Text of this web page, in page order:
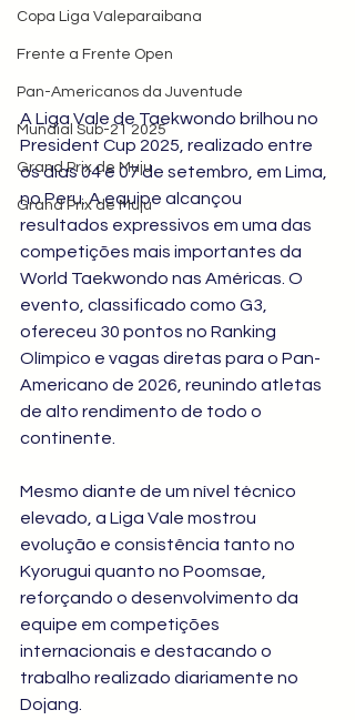
Copa Liga Valeparaibana
Frente a Frente Open
Pan-Americanos da Juventude
Mundial Sub-21 2025
Grand Prix de Muju
Grand Prix de Muju
A Liga Vale de Taekwondo brilhou no
President Cup 2025, realizado entre
os dias 04 e 07 de setembro, em Lima,
no Peru. A equipe alcançou
resultados expressivos em uma das
competições mais importantes da
World Taekwondo nas Américas. O
evento, classificado como G3,
ofereceu 30 pontos no Ranking
Olímpico e vagas diretas para o Pan-
Americano de 2026, reunindo atletas
de alto rendimento de todo o
continente.
Mesmo diante de um nível técnico
elevado, a Liga Vale mostrou
evolução e consistência tanto no
Kyorugui quanto no Poomsae,
reforçando o desenvolvimento da
equipe em competições
internacionais e destacando o
trabalho realizado diariamente no
Dojang.